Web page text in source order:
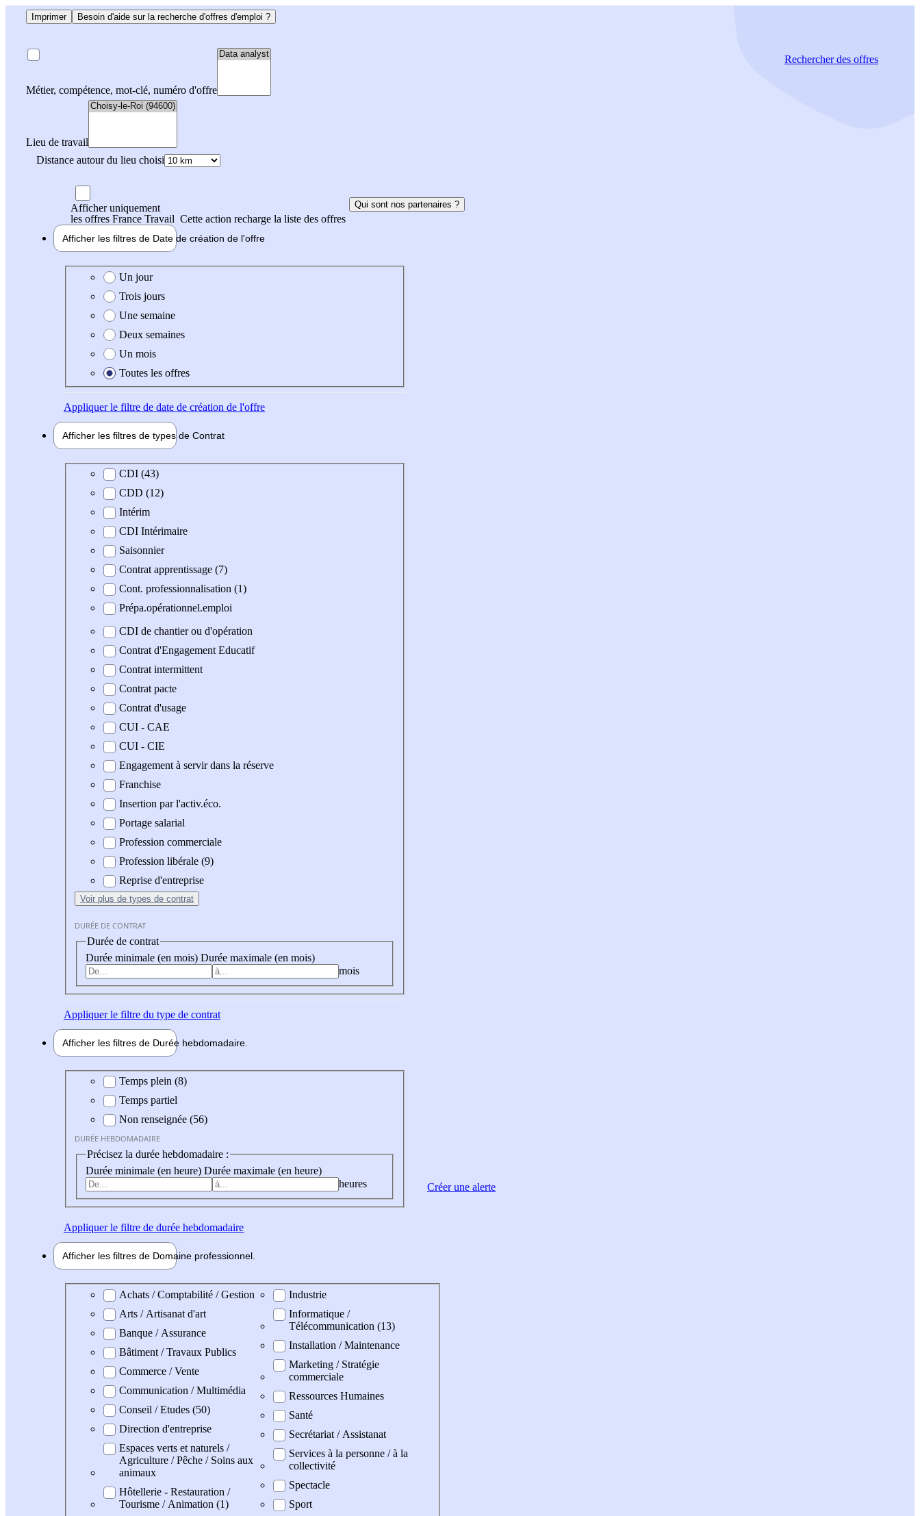
Imprimer Besoin d'aide sur la recherche d'offres d'emploi ?
Métier, compétence, mot-clé, numéro d'offre
Lieu de travail
Distance autour du lieu choisi
Rechercherdes offres
Afficher uniquement
les offres France Travail Cette action recharge la liste des offres
Qui sont nos partenaires ?
Afficher les filtres de Date de création de l'offre
Date de création de l'offre
Un jour
Trois jours
Une semaine
Deux semaines
Un mois
Toutes les offres
Appliquerle filtre de date de création de l'offre
Afficher les filtres de types de Contrat
Type de contratCDI (43)
CDD (12)
Intérim
CDI Intérimaire
Saisonnier
Contrat apprentissage (7)
Cont. professionnalisation (1)
Prépa.opérationnel.emploi
CDI de chantier ou d'opération
Contrat d'Engagement Educatif
Contrat intermittent
Contrat pacte
Contrat d'usage
CUI - CAE
CUI - CIE
Engagement à servir dans la réserve
Franchise
Insertion par l'activ.éco.
Portage salarial
Profession commerciale
Profession libérale (9)
Reprise d'entreprise
Voir plus de types de contrat
DURÉE DE CONTRAT
Durée de contrat
Durée minimale (en mois) Durée maximale (en mois)
mois
Appliquerle filtre du type de contrat
Afficher les filtres de Durée hebdomadaire
Durée hebdomadaire
Temps plein (8)
Temps partiel
Non renseignée (56)
DURÉE HEBDOMADAIRE
Précisez la durée hebdomadaire :
Durée minimale (en heure) Durée maximale (en heure)
heures
Appliquerle filtre de durée hebdomadaire
Afficher les filtres de Domaine professionnel
Domaine professionel
Achats / Comptabilité / Gestion
Arts / Artisanat d'art
Banque / Assurance
Bâtiment / Travaux Publics
Commerce / Vente
Communication / Multimédia
Conseil / Etudes (50)
Direction d'entreprise
Espaces verts et naturels /
Agriculture / Pêche / Soins aux
animaux
Hôtellerie - Restauration /
Tourisme / Animation (1)
Industrie
Informatique /
Télécommunication (13)
Installation / Maintenance
Marketing / Stratégie
commerciale
Ressources Humaines
Santé
Secrétariat / Assistanat
Services à la personne / à la
collectivité
Spectacle
Sport
Créer une alerte